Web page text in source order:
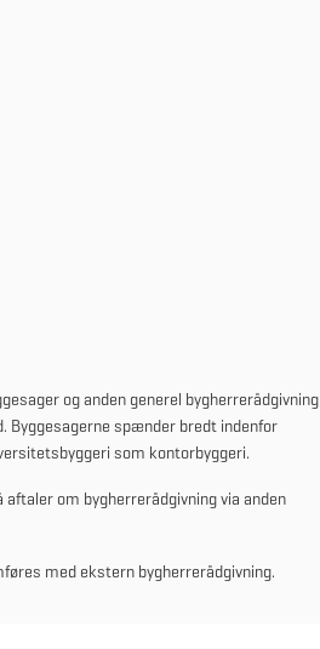
og anden generel bygherrerådgivning
Byggesagerne spænder bredt indenfor
som kontorbyggeri.
om bygherrerådgivning via anden
med ekstern bygherrerådgivning.